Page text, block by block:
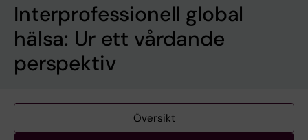
Interprofessionell global
hälsa: Ur ett vårdande
perspektiv
Översikt